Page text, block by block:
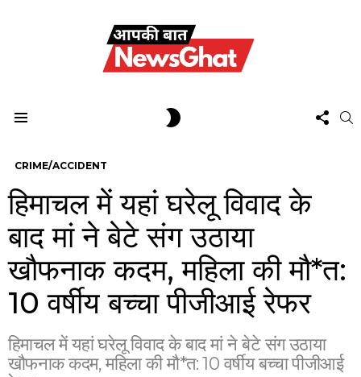
US
CRIME/ACCIDENT
हिमाचल में यहां घरेलू विवाद के
बाद मां ने बेटे संग उठाया
खौफनाक कदम, महिला की मौ*त:
10 वर्षीय बच्चा पीजीआई रेफर
हिमाचल में यहां घरेलू विवाद के बाद मां ने बेटे संग उठाया
खौफनाक कदम, महिला की मौ*त: 10 वर्षीय बच्चा पीजीआई